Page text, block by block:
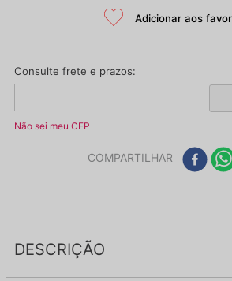
Não sei meu CEP
COMPARTILHAR
DESCRIÇÃO